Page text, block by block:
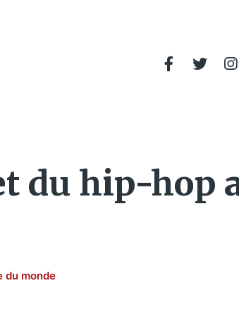
du hip-hop
du monde